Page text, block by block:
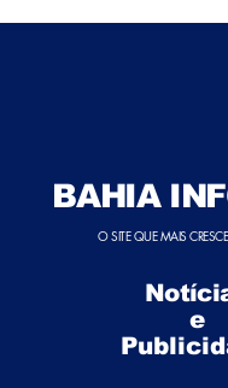
BAHIA
O SITE QUE MAIS
e